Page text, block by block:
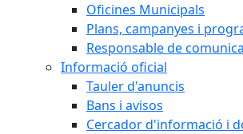
Oficines Municipals
Plans, campanyes i
Responsable de
Informació oficial
Tauler d'anuncis
Bans i avisos
Cercador d'informació i